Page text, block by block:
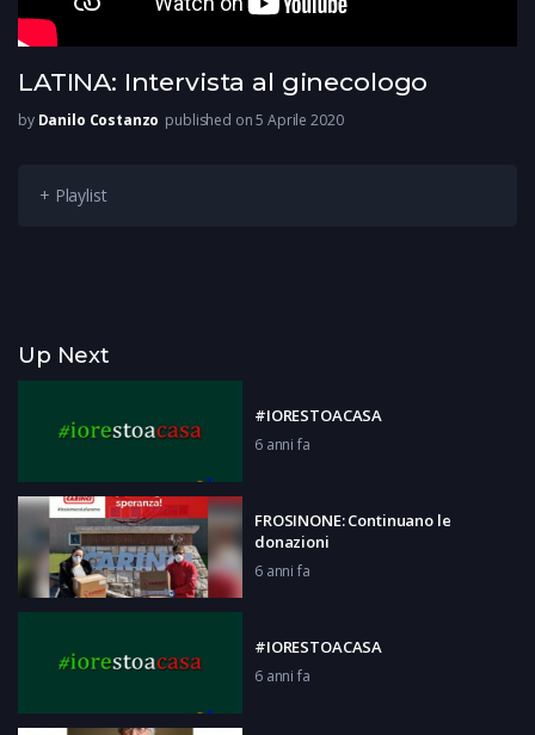
LATINA: Intervista al ginecologo
by Danilo Costanzo published on 5 Aprile 2020
+ Playlist
Up Next
#IORESTOACASA
6 anni fa
FROSINONE: Continuano le
donazioni
6 anni fa
#IORESTOACASA
6 anni fa